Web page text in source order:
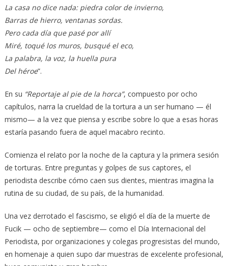
La casa no dice nada: piedra color de invierno,
Barras de hierro, ventanas sordas.
Pero cada día que pasé por allí
Miré, toqué los muros, busqué el eco,
La palabra, la voz, la huella pura
Del héroe”.
En su “Reportaje al pie de la horca”, compuesto por ocho
capítulos, narra la crueldad de la tortura a un ser humano — él
mismo— a la vez que piensa y escribe sobre lo que a esas horas
estaría pasando fuera de aquel macabro recinto.
Comienza el relato por la noche de la captura y la primera sesión
de torturas. Entre preguntas y golpes de sus captores, el
periodista describe cómo caen sus dientes, mientras imagina la
rutina de su ciudad, de su país, de la humanidad.
Una vez derrotado el fascismo, se eligió el día de la muerte de
Fucik — ocho de septiembre— como el Día Internacional del
Periodista, por organizaciones y colegas progresistas del mundo,
en homenaje a quien supo dar muestras de excelente profesional,